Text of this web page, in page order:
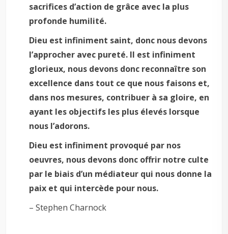
sacrifices d’action de grâce avec la plus
profonde humilité.
Dieu est infiniment saint, donc nous devons
l’approcher avec pureté. Il est infiniment
glorieux, nous devons donc reconnaître son
excellence dans tout ce que nous faisons et,
dans nos mesures, contribuer à sa gloire, en
ayant les objectifs les plus élevés lorsque
nous l’adorons.
Dieu est infiniment provoqué par nos
oeuvres, nous devons donc offrir notre culte
par le biais d’un médiateur qui nous donne la
paix et qui intercède pour nous.
– Stephen Charnock